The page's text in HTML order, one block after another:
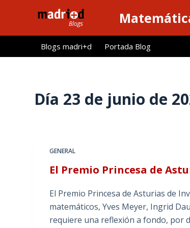
l
Blogs madri+d Portada Blog
Día 23 de junio de
GENERAL
El Premio Princesa de
El Premio Princesa de Asturias de
matemáticos, Yves Meyer, Ingrid
requiere una reflexión a fondo, por